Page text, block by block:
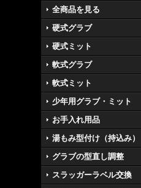
全商品を見る
硬式グラブ
硬式ミット
軟式グラブ
軟式ミット
少年用グラブ・ミット
お手入れ用品
湯もみ型付け（持込み）
グラブの型直し調整
スラッガーラベル交換